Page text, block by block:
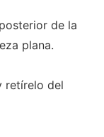
de la
plana.
retírelo del